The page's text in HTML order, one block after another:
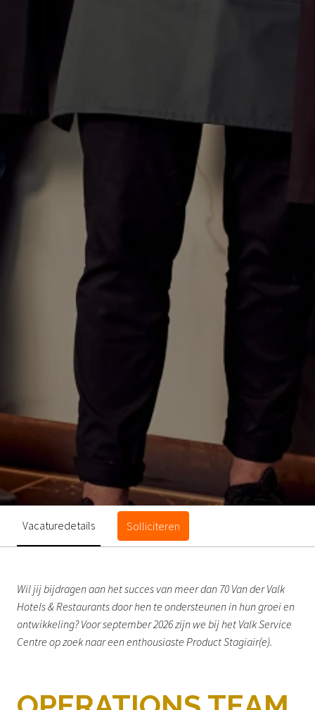
Vacaturedetails Solliciteren
Wil jij bijdragen aan het succes van meer dan 70 Van der Valk
Hotels & Restaurants door hen te ondersteunen in hun groei en
ontwikkeling? Voor september 2026 zijn we bij het Valk Service
Centre op zoek naar een enthousiaste Product Stagiair(e).